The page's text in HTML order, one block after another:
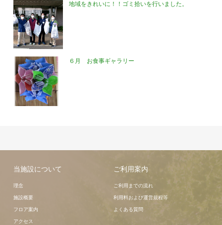
地域をきれいに！！ゴミ拾いを行いました。
６月 お食事ギャラリー
当施設について
理念
施設概要
フロア案内
アクセス
ご利用案内
ご利用までの流れ
利用料および運営規程等
よくある質問